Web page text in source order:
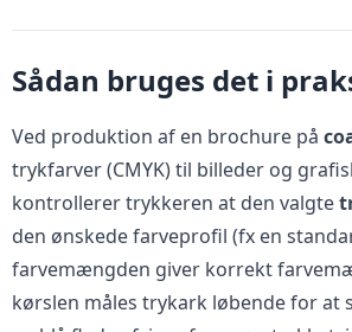
Sådan bruges det i
Ved produktion af en brochure på
trykfarver (CMYK) til billeder og
kontrollerer trykkeren at den valgte
den ønskede farveprofil (fx en
farvemængden giver korrekt
kørslen måles trykark løbende for at